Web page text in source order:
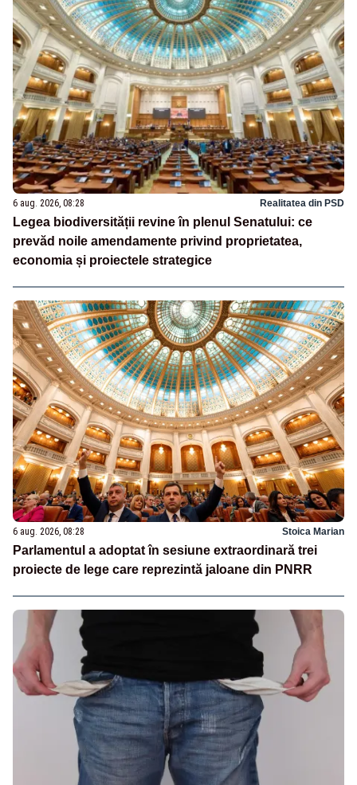
6 aug. 2026, 08:28 Realitatea din PSD
Legea biodiversității revine în plenul Senatului: ce
prevăd noile amendamente privind proprietatea,
economia și proiectele strategice
6 aug. 2026, 08:28 Stoica Marian
Parlamentul a adoptat în sesiune extraordinară trei
proiecte de lege care reprezintă jaloane din PNRR